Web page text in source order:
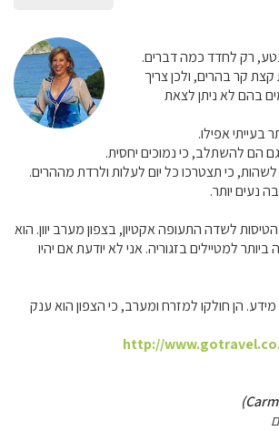
רק לחדד כמה דברים.
קצת קר בהרים, ולכן צריך
בהם לא ניתן לצאת
בעייתי אפילו.
הם להשתלב, כי נמוכים יחסית.
לשהות, כי תצטרכו כל יום לעלות ולרדת מההרים.
נעים יותר.
לשדה התעופה אקטיון, בצפון מערב יוון. הוא
למטיילים בזגוריה. אני לא יודעת אם יהיו
הן חולקו למזרח ומערב, כי הצפון הוא ענק
http://